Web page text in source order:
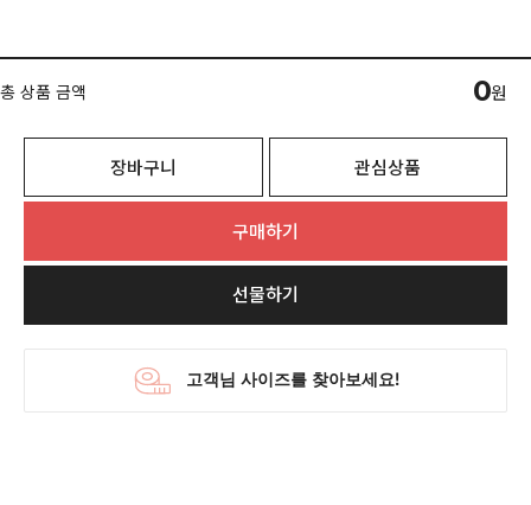
총 상품 금액 0원
장바구니 관심상품
구매하기
선물하기